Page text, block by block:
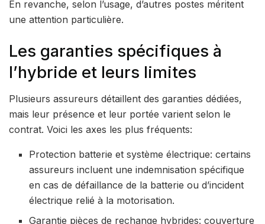
En revanche, selon l’usage, d’autres postes méritent
une attention particulière.
Les garanties spécifiques à
l’hybride et leurs limites
Plusieurs assureurs détaillent des garanties dédiées,
mais leur présence et leur portée varient selon le
contrat. Voici les axes les plus fréquents:
Protection batterie et système électrique: certains
assureurs incluent une indemnisation spécifique
en cas de défaillance de la batterie ou d’incident
électrique relié à la motorisation.
Garantie pièces de rechange hybrides: couverture